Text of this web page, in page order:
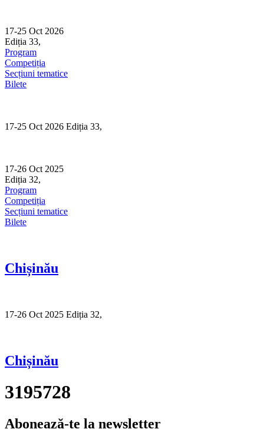
content
17-25 Oct 2026
Ediția 33,
Program
Competiția
Secțiuni tematice
Bilete
17-25 Oct 2026 Ediția 33,
17-26 Oct 2025
Ediția 32,
Program
Competiția
Secțiuni tematice
Bilete
Chișinău
17-26 Oct 2025 Ediția 32,
Chișinău
3195728
Abonează-te la newsletter